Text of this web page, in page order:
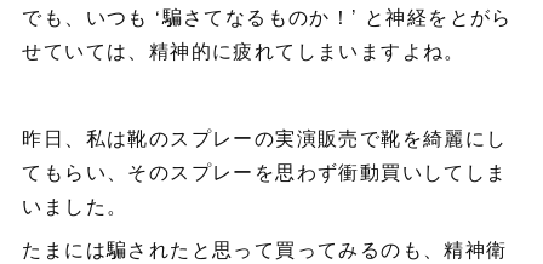
でも、いつも ‘騙さてなるものか！’ と神経をとがら
せていては、精神的に疲れてしまいますよね。
昨日、私は靴のスプレーの実演販売で靴を綺麗にし
てもらい、そのスプレーを思わず衝動買いしてしま
いました。
たまには騙されたと思って買ってみるのも、精神衛